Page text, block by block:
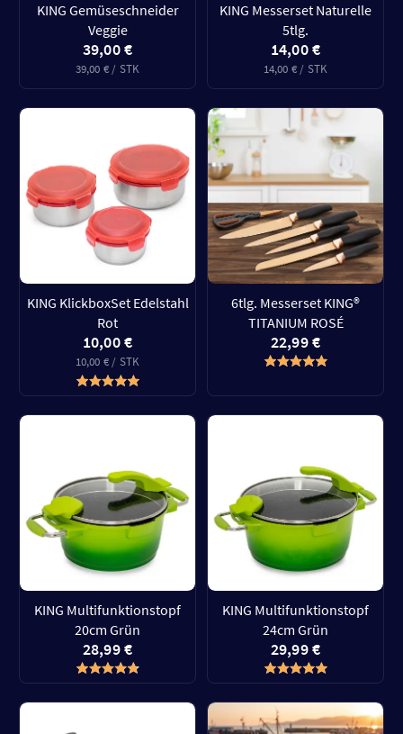
KING Gemüseschneider
Veggie
39,00 €
39,00 € / STK
KING Messerset Naturelle
5tlg.
14,00 €
14,00 € / STK
KING KlickboxSet Edelstahl
Rot
10,00 €
10,00 € / STK
6tlg. Messerset KING®
TITANIUM ROSÉ
22,99 €
KING Multifunktionstopf
20cm Grün
28,99 €
KING Multifunktionstopf
24cm Grün
29,99 €